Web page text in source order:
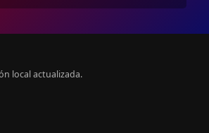
local actualizada.